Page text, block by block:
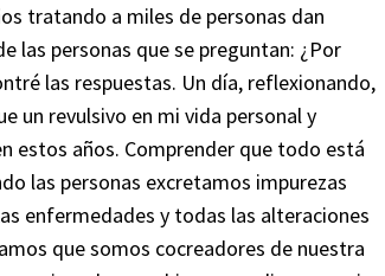
tratando a miles de personas dan
las personas que se preguntan: ¿Por
las respuestas. Un día, reflexionando,
un revulsivo en mi vida personal y
estos años. Comprender que todo está
las personas excretamos impurezas
enfermedades y todas las alteraciones
que somos cocreadores de nuestra